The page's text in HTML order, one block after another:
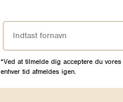
*Ved at tilmelde dig acceptere du vores
enhver tid afmeldes igen.